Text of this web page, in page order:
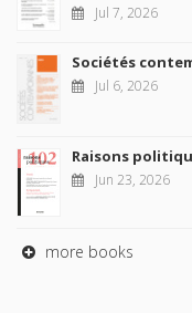
Jul 7, 2026
Sociétés
Jul 6, 2026
Raisons
Jun 23, 2026
more books